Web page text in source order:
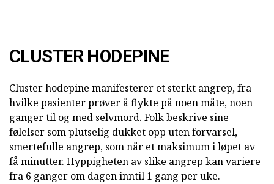
CLUSTER HODEPINE
Cluster hodepine manifesterer et sterkt angrep, fra
hvilke pasienter prøver å flykte på noen måte, noen
ganger til og med selvmord. Folk beskrive sine
følelser som plutselig dukket opp uten forvarsel,
smertefulle angrep, som når et maksimum i løpet av
få minutter. Hyppigheten av slike angrep kan variere
fra 6 ganger om dagen inntil 1 gang per uke.